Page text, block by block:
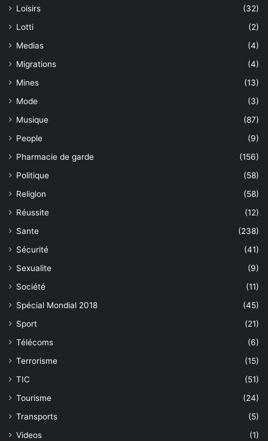
Loisirs
(32)
Lotti
(2)
Medias
(4)
Migrations
(4)
Mines
(13)
Mode
(3)
Musique
(87)
People
(9)
Pharmacie de garde
(156)
Politique
(58)
Religion
(58)
Réussite
(12)
Sante
(238)
Sécurité
(41)
Sexualite
(9)
Société
(11)
Spécial Mondial 2018
(45)
Sport
(21)
Télécoms
(6)
Terrorisme
(15)
TIC
(51)
Tourisme
(24)
Transports
(5)
Videos
(1)